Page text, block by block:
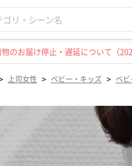
のお届け停止・遅延について（
上司女性 > ベビー・キッズ > ベ